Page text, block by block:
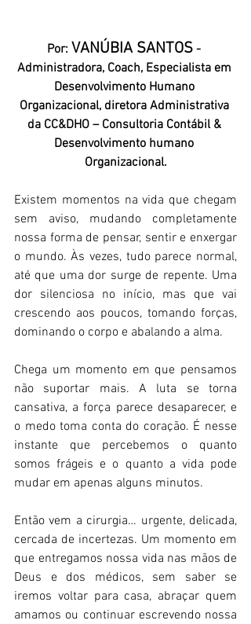
Por: VANÚBIA SANTOS -
Administradora, Coach, Especialista em
Desenvolvimento Humano
Organizacional, diretora Administrativa
da CC&DHO – Consultoria Contábil &
Desenvolvimento humano
Organizacional.
Existem momentos na vida que chegam
sem aviso, mudando completamente
nossa forma de pensar, sentir e enxergar
o mundo. Às vezes, tudo parece normal,
até que uma dor surge de repente. Uma
dor silenciosa no início, mas que vai
crescendo aos poucos, tomando forças,
dominando o corpo e abalando a alma.
Chega um momento em que pensamos
não suportar mais. A luta se torna
cansativa, a força parece desaparecer, e
o medo toma conta do coração. É nesse
instante que percebemos o quanto
somos frágeis e o quanto a vida pode
mudar em apenas alguns minutos.
Então vem a cirurgia… urgente, delicada,
cercada de incertezas. Um momento em
que entregamos nossa vida nas mãos de
Deus e dos médicos, sem saber se
iremos voltar para casa, abraçar quem
amamos ou continuar escrevendo nossa